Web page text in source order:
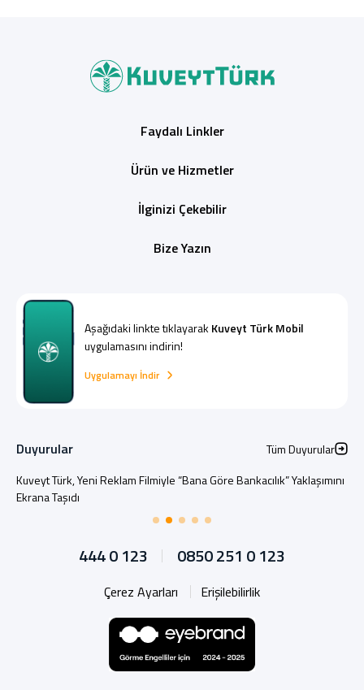
Faydalı Linkler
Ürün ve Hizmetler
İlginizi Çekebilir
Bize Yazın
Aşağıdaki linkte tıklayarak Kuveyt Türk Mobil
uygulamasını indirin!
Uygulamayı İndir
Duyurular
Tüm Duyurular
Kuveyt Türk, Yeni Reklam Filmiyle “Bana Göre Bankacılık” Yaklaşımını
Ekrana Taşıdı
444 0 123 0850 251 0 123
Çerez Ayarları Erişilebilirlik